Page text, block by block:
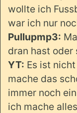
wollte ich
war ich nur
Pullupmp3:
dran hast oder
YT: Es ist
mache das
immer noch
ich mache